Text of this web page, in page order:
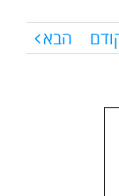
הבא